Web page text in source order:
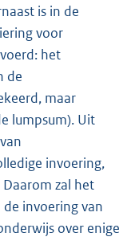
is in de
voor
het
de
maar
lumpsum). Uit
invoering,
zal het
invoering van
over enige